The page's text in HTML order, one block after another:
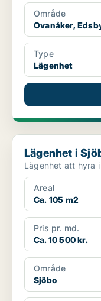
Område
Ovanåker,
Type
Lägenhet
Lägenhet i Sjöbo
Lägenhet i
Areal
Ca. 105 m2
Pris pr. md.
Ca. 10 500 kr.
Område
Sjöbo